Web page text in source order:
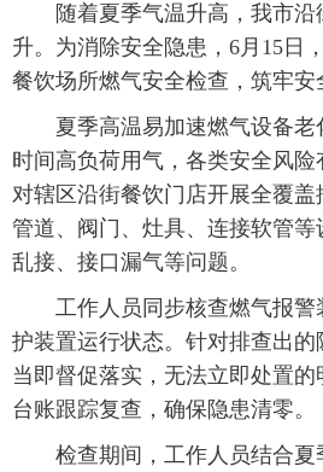
旅游 理财
看天下 晋月读
太原日报 太原晚报
随着夏季气温升高，我市沿
升。为消除安全隐患，6月15日
餐饮场所燃气安全检查，筑牢安
夏季高温易加速燃气设备老
时间高负荷用气，各类安全风
对辖区沿街餐饮门店开展全覆
管道、阀门、灶具、连接软管
乱接、接口漏气等问题。
工作人员同步核查燃气报警
护装置运行状态。针对排查出
当即督促落实，无法立即处置
台账跟踪复查，确保隐患清零。
检查期间，工作人员结合夏